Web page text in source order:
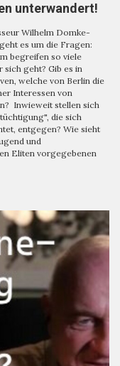
unterwandert!
Wilhelm Domke-
es um die Fragen:
begreifen so viele
sich geht? Gib es in
welche von Berlin die
Interessen von
Inwieweit stellen sich
die sich
entgegen? Wie sieht
und
Eliten vorgegebenen